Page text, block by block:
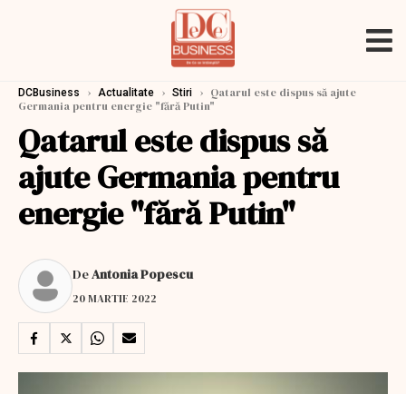
DCBusiness › Actualitate › Stiri › Qatarul este dispus să ajute
Germania pentru energie "fără Putin"
Qatarul este dispus să
ajute Germania pentru
energie "fără Putin"
DeAntonia Popescu
20 MARTIE 2022